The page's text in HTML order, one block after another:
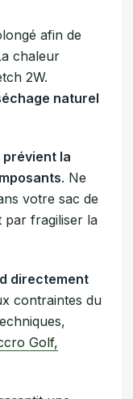
afin de
chaleur
2W.
naturel
prévient la
. Ne
votre sac de
par fragiliser la
directement
contraintes du
Golf,